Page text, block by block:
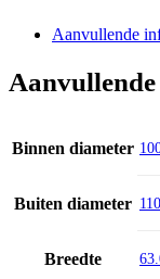
Aanvullende
Binnen diameter
Buiten diameter
Breedte